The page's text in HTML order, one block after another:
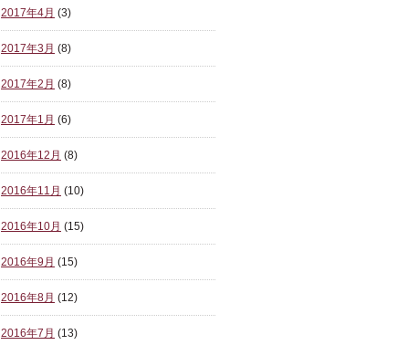
2017年4月 (3)
2017年3月 (8)
2017年2月 (8)
2017年1月 (6)
2016年12月 (8)
2016年11月 (10)
2016年10月 (15)
2016年9月 (15)
2016年8月 (12)
2016年7月 (13)